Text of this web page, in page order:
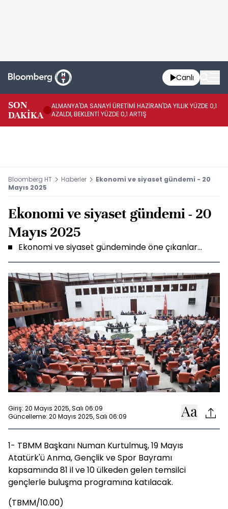
Canlı
SON
DAKİKA
ALMANYA'DA SANAYİ ÜRETİMİ HAZİRAN'DA YILLIK YÜZDE 0,1
AZALDI, BEKLENTİ YÜZDE 0,1 ARTIŞ
Bloomberg HT Haberler
Ekonomi ve siyaset gündemi - 20
Mayıs 2025
Ekonomi ve siyaset gündemi - 20
Mayıs 2025
Ekonomi ve siyaset gündeminde öne çıkanlar...
Giriş: 20 Mayıs 2025, Salı 06:09
Güncelleme: 20 Mayıs 2025, Salı 06:09
1- TBMM Başkanı Numan Kurtulmuş, 19 Mayıs
Atatürk'ü Anma, Gençlik ve Spor Bayramı
kapsamında 81 il ve 10 ülkeden gelen temsilci
gençlerle buluşma programına katılacak.
(TBMM/10.00)